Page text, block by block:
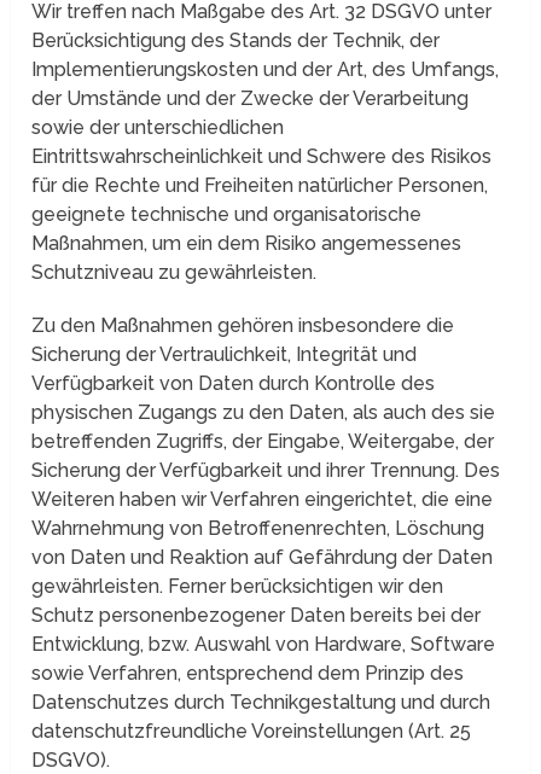
Wir treffen nach Maßgabe des Art. 32 DSGVO unter
Berücksichtigung des Stands der Technik, der
Implementierungskosten und der Art, des Umfangs,
der Umstände und der Zwecke der Verarbeitung
sowie der unterschiedlichen
Eintrittswahrscheinlichkeit und Schwere des Risikos
für die Rechte und Freiheiten natürlicher Personen,
geeignete technische und organisatorische
Maßnahmen, um ein dem Risiko angemessenes
Schutzniveau zu gewährleisten.
Zu den Maßnahmen gehören insbesondere die
Sicherung der Vertraulichkeit, Integrität und
Verfügbarkeit von Daten durch Kontrolle des
physischen Zugangs zu den Daten, als auch des sie
betreffenden Zugriffs, der Eingabe, Weitergabe, der
Sicherung der Verfügbarkeit und ihrer Trennung. Des
Weiteren haben wir Verfahren eingerichtet, die eine
Wahrnehmung von Betroffenenrechten, Löschung
von Daten und Reaktion auf Gefährdung der Daten
gewährleisten. Ferner berücksichtigen wir den
Schutz personenbezogener Daten bereits bei der
Entwicklung, bzw. Auswahl von Hardware, Software
sowie Verfahren, entsprechend dem Prinzip des
Datenschutzes durch Technikgestaltung und durch
datenschutzfreundliche Voreinstellungen (Art. 25
DSGVO).